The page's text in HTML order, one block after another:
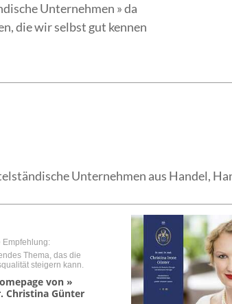
Unternehmen » da
die wir selbst gut kennen
Unternehmen aus Handel,
Empfehlung:
Thema, das die
steigern kann.
von »
Christina Günter